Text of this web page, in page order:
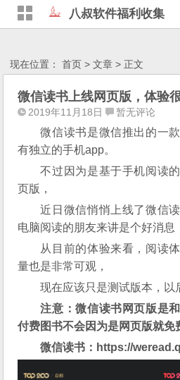
八叔软件福利收集
现在位置：首页 >文章 > 正文
微信读书上线网页版，体验
2019年11月18日 暂无评论
微信读书是微信推出的一
有独立的手机app。
不过因为是基于手机阅读
页版，
近日微信悄悄上线了微信
电脑阅读的朋友来讲是个好消息
从目前的体验来看，阅读
量也是非常可观，
现在应该只是测试版本，以
注意：微信读书网页版是
付费图书不会因为是网页版就免
微信读书： https://